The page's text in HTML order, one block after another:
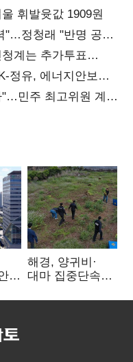
휘발윳값 1909원
"…정청래 "반명 공세
계는 추가투표
정유, 에너지안보
민주 최고위원 계파
해경, 양귀비·
대마 집중단속…
249명 검거